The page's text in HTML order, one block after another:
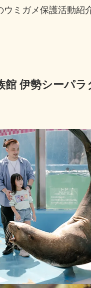
ウミガメ保護活動紹
館 伊勢シーパラ